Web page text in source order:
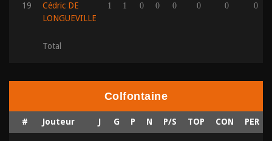
19
Cédric DE
LONGUEVILLE
1 1 0 0 0 0 0 0
Total
Colfontaine
# Jouteur J G P N P/S TOP CON PER